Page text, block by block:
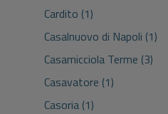
Cardito (1)
Casalnuovo di Napoli (1)
Casamicciola Terme (3)
Casavatore (1)
Casoria (1)